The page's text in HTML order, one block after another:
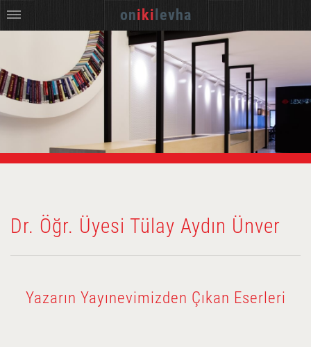
Dr. Öğr. Üyesi Tülay Aydın Ünver
Yazarın Yayınevimizden Çıkan Eserleri
oniki levha